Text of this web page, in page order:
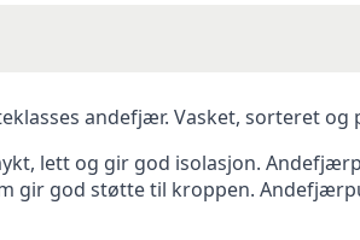
andefjær. Vasket, sorteret og
lett og gir god isolasjon.
gir god støtte til kroppen.